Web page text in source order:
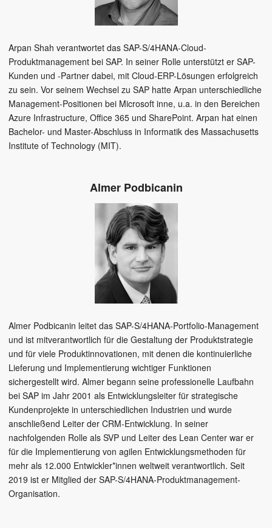
Arpan Shah verantwortet das SAP-S/4HANA-Cloud-
Produktmanagement bei SAP. In seiner Rolle unterstützt er SAP-
Kunden und -Partner dabei, mit Cloud-ERP-Lösungen erfolgreich
zu sein. Vor seinem Wechsel zu SAP hatte Arpan unterschiedliche
Management-Positionen bei Microsoft inne, u.a. in den Bereichen
Azure Infrastructure, Office 365 und SharePoint. Arpan hat einen
Bachelor- und Master-Abschluss in Informatik des Massachusetts
Institute of Technology (MIT).
Almer Podbicanin
Almer Podbicanin leitet das SAP-S/4HANA-Portfolio-Management
und ist mitverantwortlich für die Gestaltung der Produktstrategie
und für viele Produktinnovationen, mit denen die kontinuierliche
Lieferung und Implementierung wichtiger Funktionen
sichergestellt wird. Almer begann seine professionelle Laufbahn
bei SAP im Jahr 2001 als Entwicklungsleiter für strategische
Kundenprojekte in unterschiedlichen Industrien und wurde
anschließend Leiter der CRM-Entwicklung. In seiner
nachfolgenden Rolle als SVP und Leiter des Lean Center war er
für die Implementierung von agilen Entwicklungsmethoden für
mehr als 12.000 Entwickler*innen weltweit verantwortlich. Seit
2019 ist er Mitglied der SAP-S/4HANA-Produktmanagement-
Organisation.